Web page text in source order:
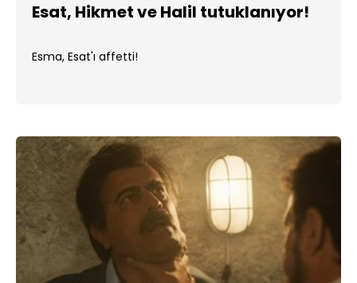
Esat, Hikmet ve Halil tutuklanıyor!
Esma, Esat'ı affetti!